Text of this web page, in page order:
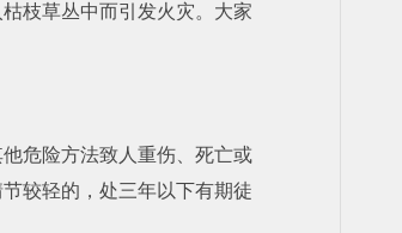
枝草丛中而引发火灾。大家
危险方法致人重伤、死亡或
较轻的，处三年以下有期徒